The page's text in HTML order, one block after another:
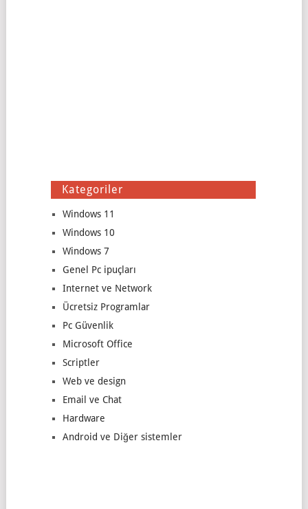
Kategoriler
Windows 11
Windows 10
Windows 7
Genel Pc ipuçları
Internet ve Network
Ücretsiz Programlar
Pc Güvenlik
Microsoft Office
Scriptler
Web ve design
Email ve Chat
Hardware
Android ve Diğer sistemler